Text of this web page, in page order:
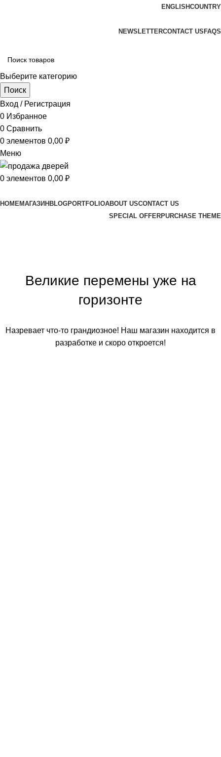
ENGLISHCOUNTRY
NEWSLETTERCONTACT US FAQS
Выберите категорию
Поиск
Вход / Регистрация
0 Избранное
0 Сравнить
0 элементов 0,00 ₽
Меню
0 элементов 0,00 ₽
HOMEМАГАЗИН BLOGPORTFOLIOABOUT USCONTACT US
SPECIAL OFFERPURCHASE THEME
Великие перемены уже на
горизонте
Назревает что-то грандиозное! Наш магазин находится в
разработке и скоро откроется!